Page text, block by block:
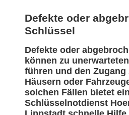
Defekte oder
Schlüssel
Defekte oder
können zu
führen und den Zugang
Häusern oder
solchen Fällen bietet
Schlüsselnotdienst